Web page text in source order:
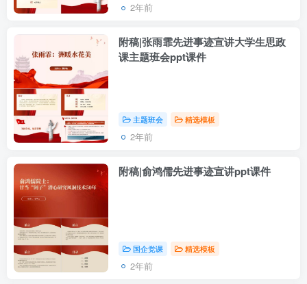
2年前
附稿|张雨霏先进事迹宣讲大学生思政
课主题班会ppt课件
主题班会 精选模板
2年前
附稿|俞鸿儒先进事迹宣讲ppt课件
国企党课 精选模板
2年前